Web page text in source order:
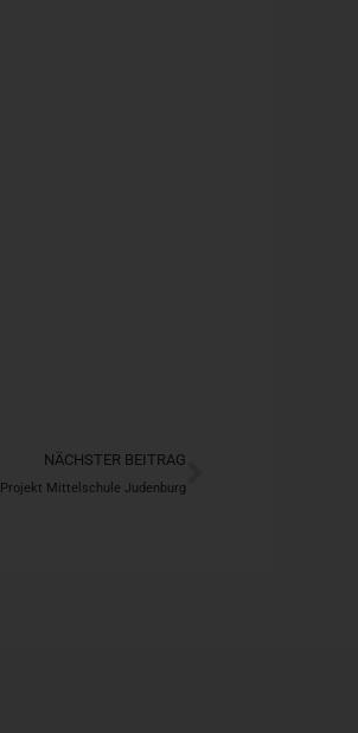
NÄCHSTER BEITRAG
Projekt Mittelschule Judenburg